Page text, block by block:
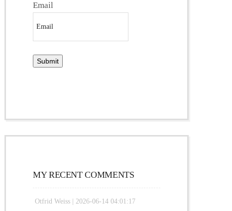
Email
MY RECENT COMMENTS
Otfrid Weiss | 2026-06-14 04:01:17